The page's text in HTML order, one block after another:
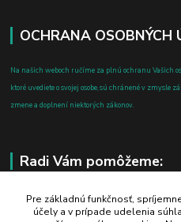
OCHRANA OSOBNÝCH
Na našich weboch ručíme za plnú ochranu Vašich
ktoré uvediete o svojej osobe, sú chránené v zmysle
zmene a doplnení niektorých zákonov.
Radi Vám pomôžeme:
+421 908 700 612
po-pia: 8.00 - 16.00
Pre základnú funkčnosť,
účely a v prípade udelenia